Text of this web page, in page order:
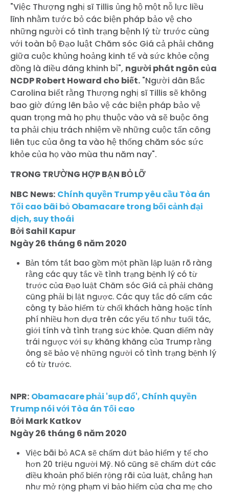
"Việc Thượng nghị sĩ Tillis ủng hộ một nỗ lực liều
lĩnh nhằm tước bỏ các biện pháp bảo vệ cho
những người có tình trạng bệnh lý từ trước cùng
với toàn bộ Đạo luật Chăm sóc Giá cả phải chăng
giữa cuộc khủng hoảng kinh tế và sức khỏe cộng
đồng là điều đáng khinh bỉ", người phát ngôn của
NCDP Robert Howard cho biết. "Người dân Bắc
Carolina biết rằng Thượng nghị sĩ Tillis sẽ không
bao giờ đứng lên bảo vệ các biện pháp bảo vệ
quan trọng mà họ phụ thuộc vào và sẽ buộc ông
ta phải chịu trách nhiệm về những cuộc tấn công
liên tục của ông ta vào hệ thống chăm sóc sức
khỏe của họ vào mùa thu năm nay".
TRONG TRƯỜNG HỢP BẠN BỎ LỠ
NBC News: Chính quyền Trump yêu cầu Tòa án
Tối cao bãi bỏ Obamacare trong bối cảnh đại
dịch, suy thoái
Bởi Sahil Kapur
Ngày 26 tháng 6 năm 2020
Bản tóm tắt bao gồm một phần lập luận rõ ràng
rằng các quy tắc về tình trạng bệnh lý có từ
trước của Đạo luật Chăm sóc Giá cả phải chăng
cũng phải bị lật ngược. Các quy tắc đó cấm các
công ty bảo hiểm từ chối khách hàng hoặc tính
phí nhiều hơn dựa trên các yếu tố như tuổi tác,
giới tính và tình trạng sức khỏe. Quan điểm này
trái ngược với sự khăng khăng của Trump rằng
ông sẽ bảo vệ những người có tình trạng bệnh lý
có từ trước.
NPR: Obamacare phải 'sụp đổ', Chính quyền
Trump nói với Tòa án Tối cao
Bởi Mark Katkov
Ngày 26 tháng 6 năm 2020
Việc bãi bỏ ACA sẽ chấm dứt bảo hiểm y tế cho
hơn 20 triệu người Mỹ. Nó cũng sẽ chấm dứt các
điều khoản phổ biến rộng rãi của luật, chẳng hạn
như mở rộng phạm vi bảo hiểm của cha mẹ cho